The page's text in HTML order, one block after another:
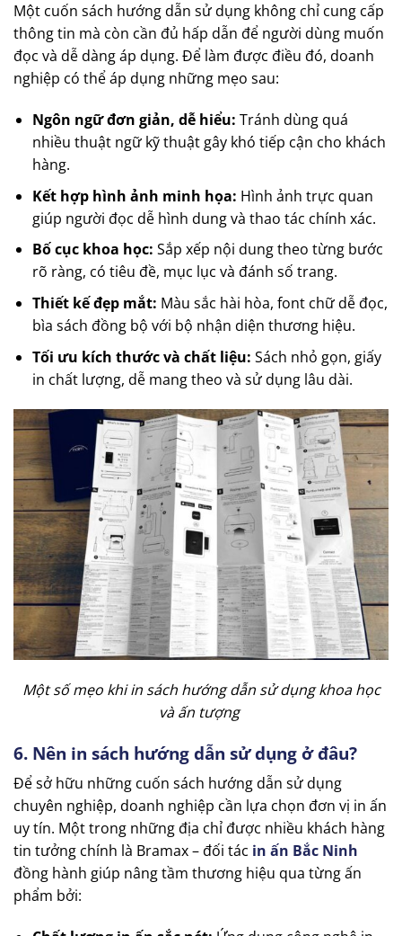
Một cuốn sách hướng dẫn sử dụng không chỉ cung cấp
thông tin mà còn cần đủ hấp dẫn để người dùng muốn
đọc và dễ dàng áp dụng. Để làm được điều đó, doanh
nghiệp có thể áp dụng những mẹo sau:
Ngôn ngữ đơn giản, dễ hiểu: Tránh dùng quá
nhiều thuật ngữ kỹ thuật gây khó tiếp cận cho khách
hàng.
Kết hợp hình ảnh minh họa: Hình ảnh trực quan
giúp người đọc dễ hình dung và thao tác chính xác.
Bố cục khoa học: Sắp xếp nội dung theo từng bước
rõ ràng, có tiêu đề, mục lục và đánh số trang.
Thiết kế đẹp mắt: Màu sắc hài hòa, font chữ dễ đọc,
bìa sách đồng bộ với bộ nhận diện thương hiệu.
Tối ưu kích thước và chất liệu: Sách nhỏ gọn, giấy
in chất lượng, dễ mang theo và sử dụng lâu dài.
Một số mẹo khi in sách hướng dẫn sử dụng khoa học
và ấn tượng
6. Nên in sách hướng dẫn sử dụng ở đâu?
Để sở hữu những cuốn sách hướng dẫn sử dụng
chuyên nghiệp, doanh nghiệp cần lựa chọn đơn vị in ấn
uy tín. Một trong những địa chỉ được nhiều khách hàng
tin tưởng chính là Bramax – đối tác in ấn Bắc Ninh
đồng hành giúp nâng tầm thương hiệu qua từng ấn
phẩm bởi: